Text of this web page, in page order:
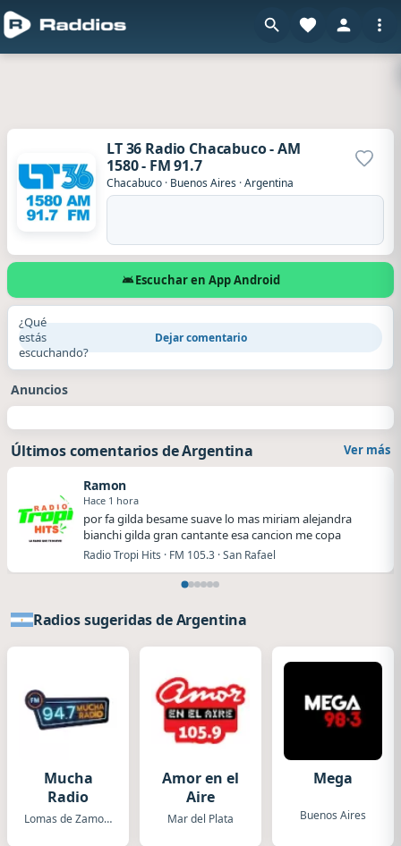
LT 36 Radio Chacabuco - AM
1580 - FM 91.7
Chacabuco · Buenos Aires ·Argentina
Escuchar en App Android
¿Qué
estás
escuchando?
Dejar comentario
Anuncios
Últimos comentarios de Argentina Ver más
Ramon
Hace 1 hora
por fa gilda besame suave lo mas miriam alejandra
bianchi gilda gran cantante esa cancion me copa
Radio Tropi Hits · FM 105.3 · San Rafael
Radios sugeridas de Argentina
Mucha
Radio
Lomas de Zamora
Amor en el
Aire
Mar del Plata
Mega
Buenos Aires